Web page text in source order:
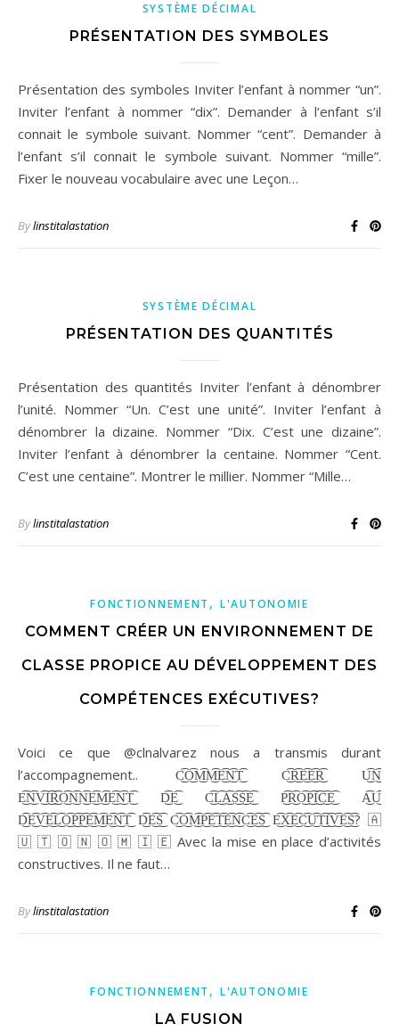
SYSTÈME DÉCIMAL
PRÉSENTATION DES SYMBOLES
Présentation des symboles Inviter l’enfant à nommer “un”.
Inviter l’enfant à nommer “dix”. Demander à l’enfant s’il
connait le symbole suivant. Nommer “cent”. Demander à
l’enfant s’il connait le symbole suivant. Nommer “mille”.
Fixer le nouveau vocabulaire avec une Leçon…
Bylinstitalastation
SYSTÈME DÉCIMAL
PRÉSENTATION DES QUANTITÉS
Présentation des quantités Inviter l’enfant à dénombrer
l’unité. Nommer “Un. C’est une unité”. Inviter l’enfant à
dénombrer la dizaine. Nommer “Dix. C’est une dizaine”.
Inviter l’enfant à dénombrer la centaine. Nommer “Cent.
C’est une centaine”. Montrer le millier. Nommer “Mille…
Bylinstitalastation
FONCTIONNEMENT ,L'AUTONOMIE
COMMENT CRÉER UN ENVIRONNEMENT DE
CLASSE PROPICE AU DÉVELOPPEMENT DES
COMPÉTENCES EXÉCUTIVES?
Voici ce que @clnalvarez nous a transmis durant
l’accompagnement.. C͜͡O͜͡M͜͡M͜͡E͜͡N͜͡T͜͡ C͜͡R͜͡E͜͡E͜͡R͜͡ U͜͡N͜͡
E͜͡N͜͡V͜͡I͜͡R͜͡O͜͡N͜͡N͜͡E͜͡M͜͡E͜͡N͜͡T͜͡ D͜͡E͜͡ C͜͡L͜͡A͜͡S͜͡S͜͡E͜͡ P͜͡R͜͡O͜͡P͜͡I͜͡C͜͡E͜͡ A͜͡U͜͡
D͜͡E͜͡V͜͡E͜͡L͜͡O͜͡P͜͡P͜͡E͜͡M͜͡E͜͡N͜͡T͜͡ D͜͡E͜͡S͜͡ C͜͡O͜͡M͜͡P͜͡E͜͡T͜͡E͜͡N͜͡C͜͡E͜͡S͜͡ E͜͡X͜͡E͜͡C͜͡U͜͡T͜͡I͜͡V͜͡E͜͡S͜͡? 🇦
🇺 🇹 🇴 🇳 🇴 🇲 🇮 🇪 Avec la mise en place d’activités
constructives. Il ne faut…
Bylinstitalastation
FONCTIONNEMENT ,L'AUTONOMIE
LA FUSION